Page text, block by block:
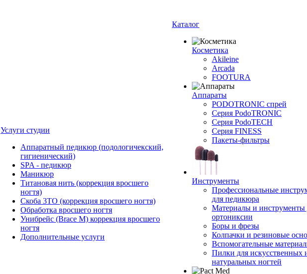
Услуги студии
Аппаратный педикюр (подологичекский,
гигиенический)
SPA - педикюр
Маникюр
Титановая нить (коррекция вросшего
ногтя)
Скоба 3ТО (коррекция вросшего ногтя)
Обработка вросшего ногтя
Унибрейс (Brace M) коррекция вросшего
ногтя
Дополнительные услуги
Каталог
Косметика
Akileine
Arcada
FOOTURA
Аппараты
PODOTRONIC спрей
Серия PodoTRONIC
Серия PodoTECH
Серия FINESS
Пакеты-фильтры
Инструменты
Профессиональные
для педикюра
Материалы и инструменты
ортониксии
Боры и фрезы
Колпачки и резиновые
Вспомогательные
Пилки для искусственных
натуральных ногтей